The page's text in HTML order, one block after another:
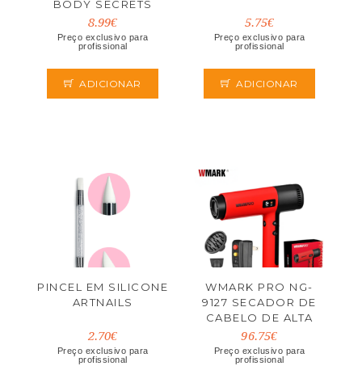
BODY SECRETS
8.99€
Preço exclusivo para
profissional
ADICIONAR
5.75€
Preço exclusivo para
profissional
ADICIONAR
PINCEL EM SILICONE
ARTNAILS
2.70€
Preço exclusivo para
profissional
WMARK PRO NG-
9127 SECADOR DE
CABELO DE ALTA
VELOCIDADE
96.75€
Preço exclusivo para
profissional